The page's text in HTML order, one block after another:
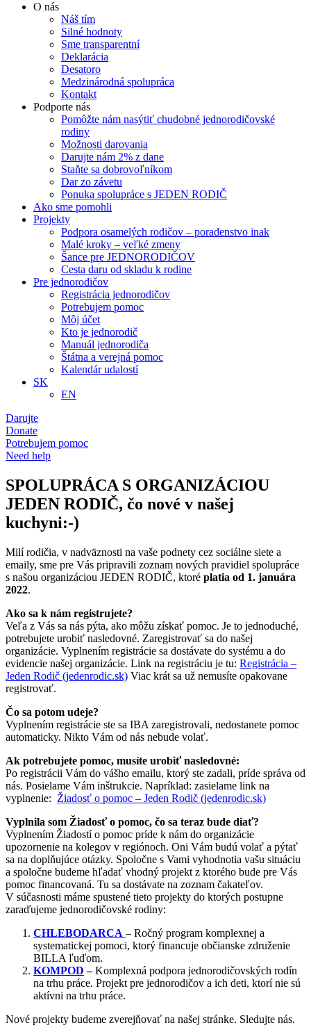
O nás
Náš tím
Silné hodnoty
Sme transparentní
Deklarácia
Desatoro
Medzinárodná spolupráca
Kontakt
Podporte nás
Pomôžte nám nasýtiť chudobné jednorodičovské
rodiny
Možnosti darovania
Darujte nám 2% z dane
Staňte sa dobrovoľníkom
Dar zo závetu
Ponuka spolupráce s JEDEN RODIČ
Ako sme pomohli
Projekty
Podpora osamelých rodičov – poradenstvo inak
Malé kroky – veľké zmeny
Šance pre JEDNORODIČOV
Cesta daru od skladu k rodine
Pre jednorodičov
Registrácia jednorodičov
Potrebujem pomoc
Môj účet
Kto je jednorodič
Manuál jednorodiča
Štátna a verejná pomoc
Kalendár udalostí
SK
EN
Darujte
Donate
Potrebujem pomoc
Need help
SPOLUPRÁCA S ORGANIZÁCIOU
JEDEN RODIČ, čo nové v našej
kuchyni:-)
Milí rodičia, v nadväznosti na vaše podnety cez sociálne siete a
emaily, sme pre Vás pripravili zoznam nových pravidiel spolupráce
s našou organizáciou JEDEN RODIČ, ktoré platia od 1. januára
2022.
Ako sa k nám registrujete?
Veľa z Vás sa nás pýta, ako môžu získať pomoc. Je to jednoduché,
potrebujete urobiť nasledovné. Zaregistrovať sa do našej
organizácie. Vyplnením registrácie sa dostávate do systému a do
evidencie našej organizácie. Link na registráciu je tu: Registrácia –
Jeden Rodič (jedenrodic.sk) Viac krát sa už nemusíte opakovane
registrovať.
Čo sa potom udeje?
Vyplnením registrácie ste sa IBA zaregistrovali, nedostanete pomoc
automaticky. Nikto Vám od nás nebude volať.
Ak potrebujete pomoc, musíte urobiť nasledovné:
Po registrácii Vám do vášho emailu, ktorý ste zadali, príde správa od
nás. Posielame Vám inštrukcie. Napríklad: zasielame link na
vyplnenie: Žiadosť o pomoc – Jeden Rodič (jedenrodic.sk)
Vyplnila som Žiadosť o pomoc, čo sa teraz bude diať?
Vyplnením Žiadostí o pomoc príde k nám do organizácie
upozornenie na kolegov v regiónoch. Oni Vám budú volať a pýtať
sa na doplňujúce otázky. Spoločne s Vami vyhodnotia vašu situáciu
a spoločne budeme hľadať vhodný projekt z ktorého bude pre Vás
pomoc financovaná. Tu sa dostávate na zoznam čakateľov.
V súčasnosti máme spustené tieto projekty do ktorých postupne
zaraďujeme jednorodičovské rodiny:
CHLEBODARCA – Ročný program komplexnej a
systematickej pomoci, ktorý financuje občianske združenie
BILLA ľuďom.
KOMPOD –Komplexná podpora jednorodičovských rodín
na trhu práce. Projekt pre jednorodičov a ich deti, ktorí nie sú
aktívni na trhu práce.
Nové projekty budeme zverejňovať na našej stránke. Sledujte nás.